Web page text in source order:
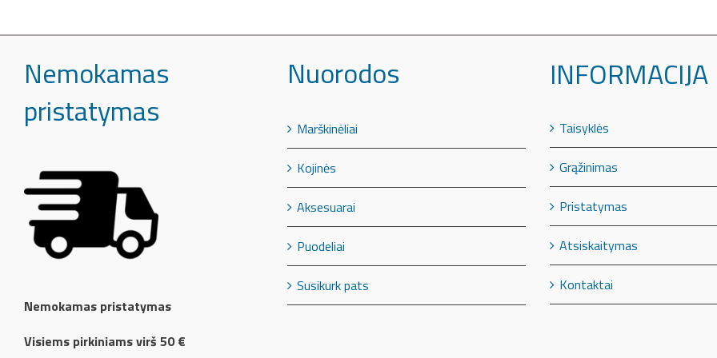
Nemokamas
pristatymas
Nemokamas pristatymas
Visiems pirkiniams virš 50 €
Nuorodos
Marškinėliai
Kojinės
Aksesuarai
Puodeliai
Susikurk pats
INFORMACIJA
Taisyklės
Grąžinimas
Pristatymas
Atsiskaitymas
Kontaktai